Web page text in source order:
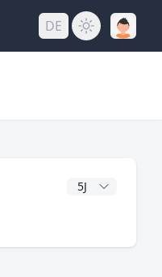
DE
CAGR Jahre